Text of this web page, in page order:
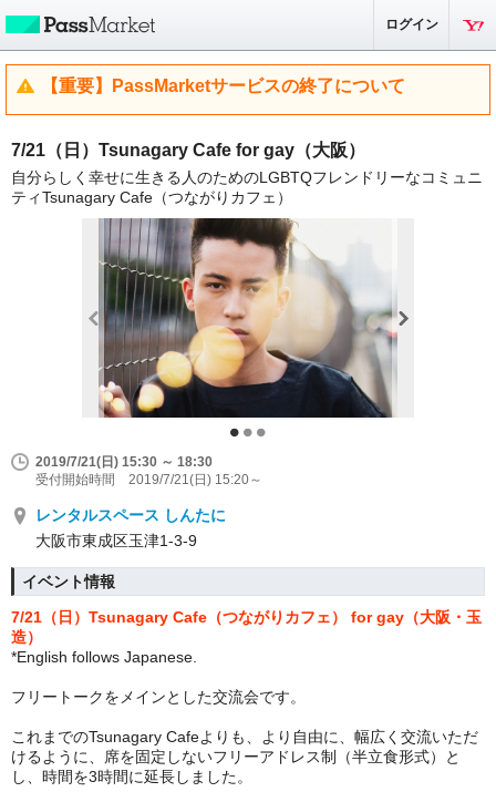
ログイン
【重要】PassMarketサービスの終了について
7/21（日）Tsunagary Cafe for gay（大阪）
自分らしく幸せに生きる人のためのLGBTQフレンドリーなコミュニ
ティTsunagary Cafe（つながりカフェ）
2019/7/21(日) 15:30 ～ 18:30
受付開始時間 2019/7/21(日) 15:20～
レンタルスペース しんたに
大阪市東成区玉津1-3-9
イベント情報
7/21（日 ）Tsunagary Cafe （つながりカフェ）
for gay（大阪・玉
造）
*English follows Japanese.
フリートークをメインとした交流会です。
これまでのTsunagary Cafeよりも、より自由に、幅広く交流いただ
けるように、席を固定しないフリーアドレス制（半立食形式）と
し、時間を3時間に延長しました。